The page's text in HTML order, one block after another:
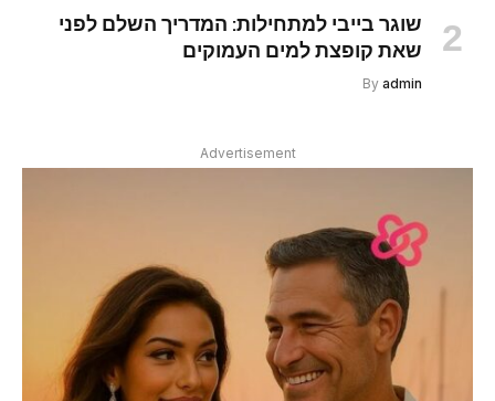
שוגר בייבי למתחילות: המדריך השלם לפני
שאת קופצת למים העמוקים
By admin
Advertisement